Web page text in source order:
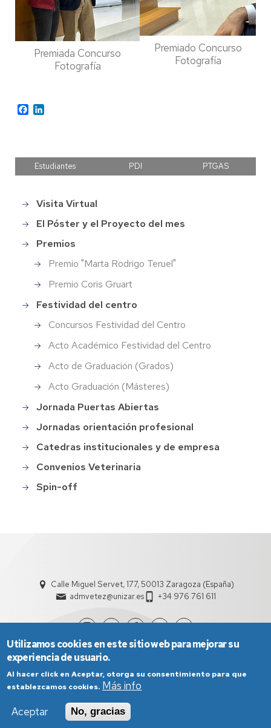
Premiada Concurso
Fotografía
Premiado Concurso
Fotografía
Facebook
Estudiantes PDI PTGAS
Main
menu
Visita Virtual
El Póster y el Proyecto del mes
Premios
Premio "Marta Rodrigo Teruel"
Premio Coris Gruart
Festividad del centro
Concursos Festividad del Centro
Acto Académico Festividad del Centro
Acto de Graduación (Grados)
Acto Graduación (Másteres)
Jornada Puertas Abiertas
Jornadas orientación profesional
Catedras institucionales y de empresa
Convenios Veterinaria
Spin-off
Calle Miguel Servet, 177, 50013 Zaragoza (España)
admvetez@unizar.es
+34 976 761 611
Aviso Legal
Condiciones generales de uso
Política de Privacidad
Utilizamos cookies en este sitio web para mejorar su
experiencia de usuario.
Al hacer click en Aceptar, otorga su consentimiento para que
establezcamos cookies. Más info
Aceptar
No, gracias